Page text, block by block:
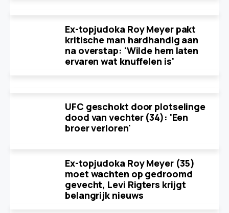
Ex-topjudoka Roy Meyer pakt
kritische man hardhandig aan
na overstap: 'Wilde hem laten
ervaren wat knuffelen is'
UFC geschokt door plotselinge
dood van vechter (34): 'Een
broer verloren'
Ex-topjudoka Roy Meyer (35)
moet wachten op gedroomd
gevecht, Levi Rigters krijgt
belangrijk nieuws